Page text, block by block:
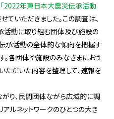
「2022年東日本大震災伝承活動
ていただきました。この調査は、
活動に取り組む団体及び施設の
承活動の全体的な傾向を把握す
。各団体や施設のみなさまにおう
ただいた内容を整理して、速報を
り、民間団体ながら広域的に調
ルネットワークのひとつの大き